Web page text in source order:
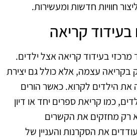
חוויות חדשות ומעשירות.
קריאה
בעידוד קריאה אצל ילדים.
עצמה, אלא כולל גם יצירת
הילדים לקרוא. כאשר הורים
כמו קריאת ספרים יחד או דיון
רק מחזקים את הקשרים
את הסקרנות והעניין של